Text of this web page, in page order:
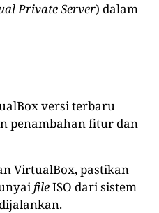
Private Server) dalam
versi terbaru
penambahan fitur dan
VirtualBox, pastikan
fileISO dari sistem